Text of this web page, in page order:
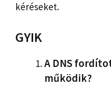
kéréseket.
GYIK
A DNS
működik?